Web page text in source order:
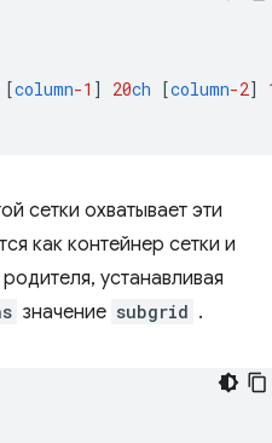
[column-1 ] 20ch [column-2]
сетки охватывает эти
как контейнер сетки и
устанавливая
значение subgrid .